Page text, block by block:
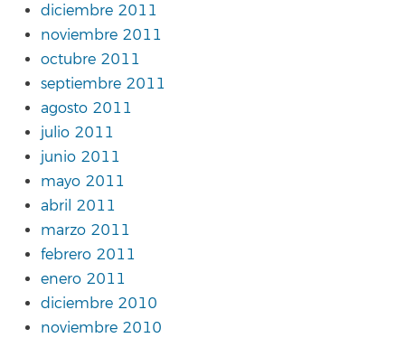
diciembre 2011
noviembre 2011
octubre 2011
septiembre 2011
agosto 2011
julio 2011
junio 2011
mayo 2011
abril 2011
marzo 2011
febrero 2011
enero 2011
diciembre 2010
noviembre 2010